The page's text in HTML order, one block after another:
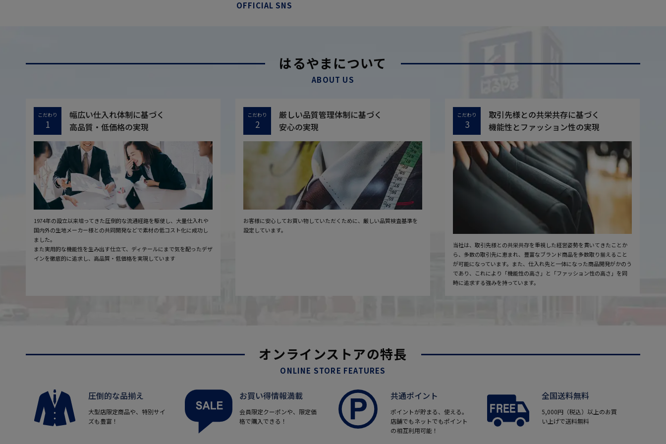
OFFICIAL SNS
はるやまについて
ABOUT US
こだわり
1
幅広い仕入れ体制に基づく
高品質・低価格の実現
1974年の設立以来培ってきた圧倒的な流通経路を駆使し、大量仕入れや
国内外の生地メーカー様との共同開発などで素材の低コスト化に成功し
ました。
また実用的な機能性を生み出す仕立て、ディテールにまで気を配ったデザ
インを徹底的に追求し、高品質・低価格を実現しています
こだわり
2
厳しい品質管理体制に基づく
安心の実現
お客様に安心してお買い物していただくために、厳しい品質検査基準を
設定しています。
こだわり
3
取引先様との共栄共存に基づく
機能性とファッション性の実現
当社は、取引先様との共栄共存を重視した経営姿勢を貫いてきたことか
ら、多数の取引先に恵まれ、豊富なブランド商品を多数取り揃えること
が可能になっています。また、仕入れ先と一体になった商品開発がかのう
であり、これにより「機能性の高さ」と「ファッション性の高さ」を同
時に追求する強みを持っています。
オンラインストアの特長
ONLINE STORE FEATURES
圧倒的な品揃え
大型店限定商品や、特別サイ
ズも豊富！
お買い得情報満載
会員限定クーポンや、限定価
格で購入できる！
共通ポイント
ポイントが貯まる、使える。
店舗でもネットでもポイント
の相互利用可能！
全国送料無料
5,000円（税込）以上のお買
い上げで送料無料